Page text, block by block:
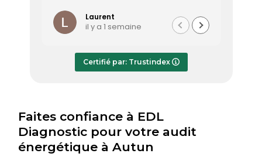
Laurent
il y a 1 semaine
Certifié par: Trustindex
Faites confiance à EDL
Diagnostic pour votre audit
énergétique à Autun